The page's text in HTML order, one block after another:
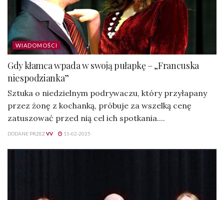
WIADOMOŚCI
Gdy kłamca wpada w swoją pułapkę – „Francuska
niespodzianka”
Sztuka o niedzielnym podrywaczu, który przyłapany
przez żonę z kochanką, próbuje za wszelką cenę
zatuszować przed nią cel ich spotkania....
DODANE PRZEZVV 15-02-2025